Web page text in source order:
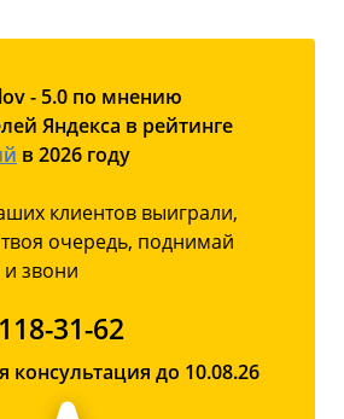
- 5.0 по мнению
Яндекса в рейтинге
в 2026 году
клиентов выиграли,
очередь, поднимай
звони
31-62
консультация до 10.08.26